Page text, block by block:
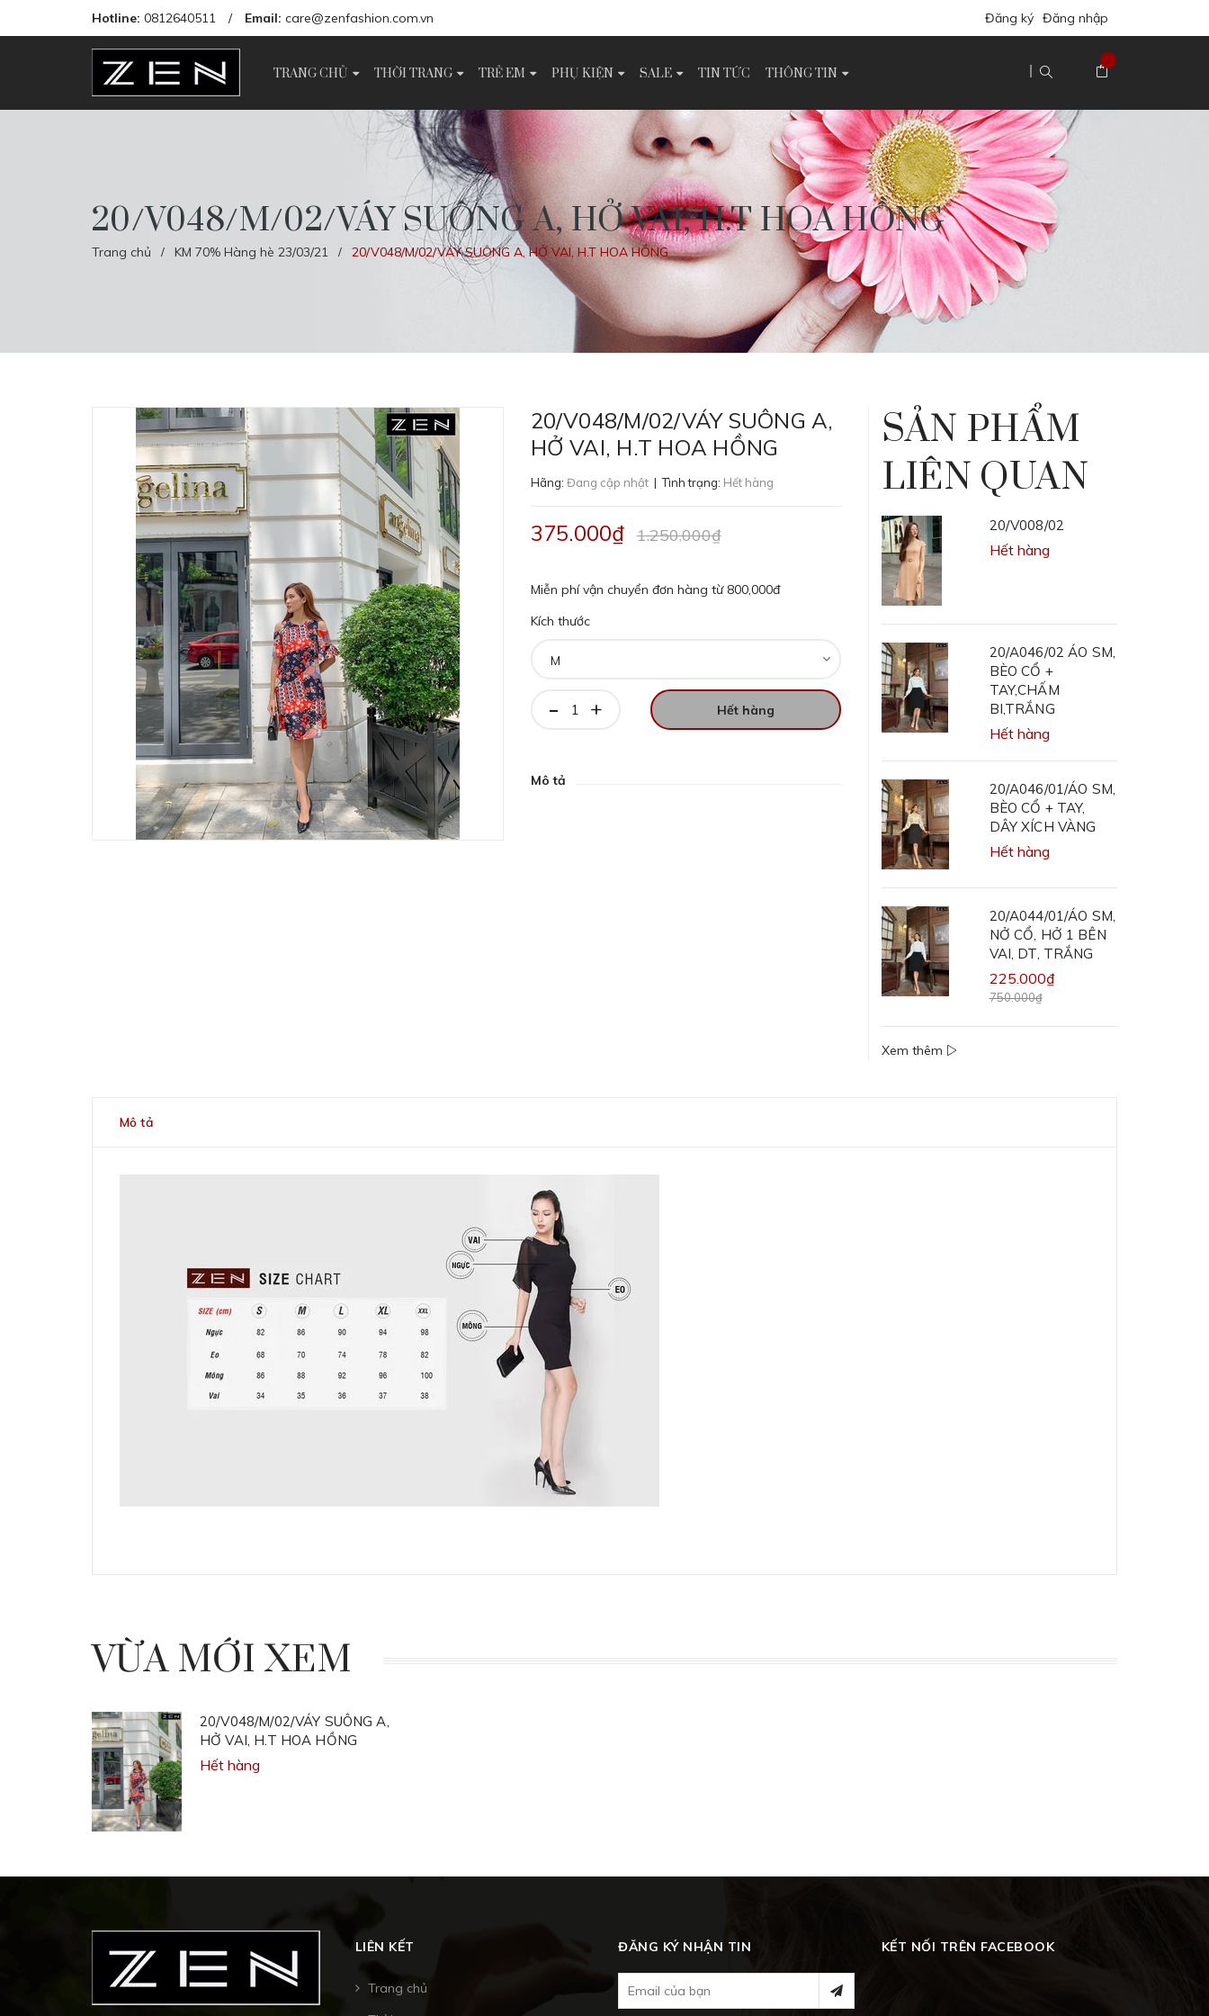
Hotline: 0812640511 / Email: care@zenfashion.com.vn Đăng ký Đăng nhập
TRANG CHỦ THỜI TRANG TRẺ EM PHỤ KIỆN SALE TIN TỨC THÔNG TIN
20/V048/M/02/VÁY SUÔNG A, HỞ VAI, H.T HOA HỒNG
Trang chủ / KM 70% Hàng hè 23/03/21 / 20/V048/M/02/VÁY SUÔNG A, HỞ VAI, H.T HOA HỒNG
20/V048/M/02/VÁY SUÔNG A,
HỞ VAI, H.T HOA HỒNG
Hãng: Đang cập nhật | Tình trạng: Hết hàng
375.000₫ 1.250.000₫
Miễn phí vận chuyển đơn hàng từ 800,000đ
Kích thước
- + Hết hàng
Mô tả
SẢN PHẨM
LIÊN QUAN
20/V008/02
Hết hàng
20/A046/02 ÁO SM,
BÈO CỔ +
TAY,CHẤM
BI,TRẮNG
Hết hàng
20/A046/01/ÁO SM,
BÈO CỔ + TAY,
DÂY XÍCH VÀNG
Hết hàng
20/A044/01/ÁO SM,
NỞ CỔ, HỞ 1 BÊN
VAI, DT, TRẮNG
225.000₫
750.000₫
Xem thêm
Mô tả
VỪA MỚI XEM
20/V048/M/02/VÁY SUÔNG A,
HỞ VAI, H.T HOA HỒNG
Hết hàng
LIÊN KẾT
Trang chủ
ĐĂNG KÝ NHẬN TIN KẾT NỐI TRÊN FACEBOOK